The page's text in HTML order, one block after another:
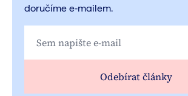
doručíme e‑mailem.
Odebírat články